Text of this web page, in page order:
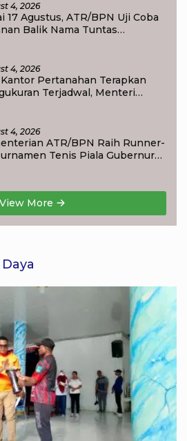
4, 2026
17 Agustus, ATR/BPN Uji Coba
Balik Nama Tuntas
4, 2026
Pertanahan Terapkan
Terjadwal, Menteri
4, 2026
ATR/BPN Raih Runner-
Tenis Piala Gubernur
View More